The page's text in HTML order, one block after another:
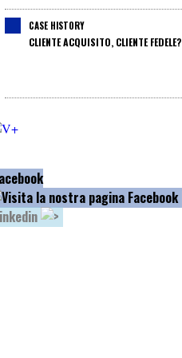
CASE HISTORY
CLIENTE ACQUISITO, CLIENTE FEDELE?